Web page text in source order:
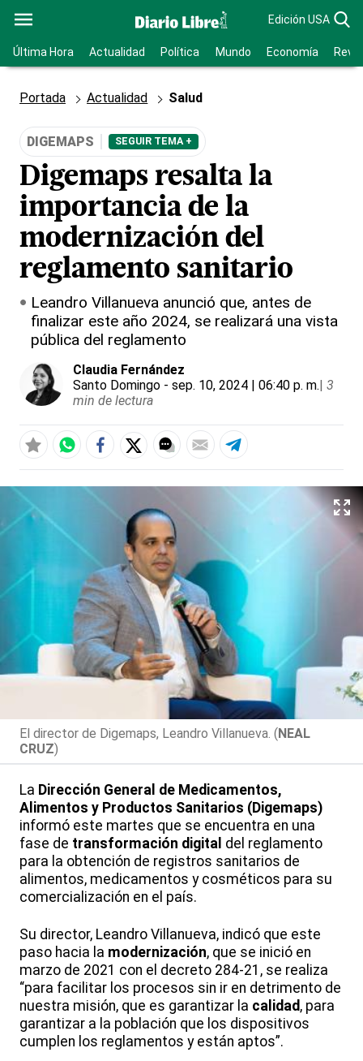
Edición USA
Última Hora Actualidad Política Mundo Economía
Portada Actualidad Salud
DIGEMAPS SEGUIR TEMA +
Digemaps resalta la
importancia de la
modernización del
reglamento sanitario
Leandro Villanueva anunció que, antes de
finalizar este año 2024, se realizará una vista
pública del reglamento
Claudia Fernández
Santo Domingo - sep. 10, 2024 | 06:40 p. m.| 3
min de lectura
El director de Digemaps, Leandro Villanueva. (NEAL
CRUZ)
La Dirección General de Medicamentos,
Alimentos y Productos Sanitarios (Digemaps)
informó este martes que se encuentra en una
fase de transformación digital del reglamento
para la obtención de registros sanitarios de
alimentos, medicamentos y cosméticos para su
comercialización en el país.
Su director, Leandro Villanueva, indicó que este
paso hacia la modernización, que se inició en
marzo de 2021 con el decreto 284-21, se realiza
“para facilitar los procesos sin ir en detrimento de
nuestra misión, que es garantizar la calidad, para
garantizar a la población que los dispositivos
cumplen los reglamentos y están aptos”.